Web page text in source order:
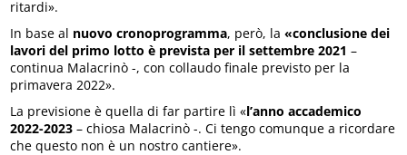
ritardi».
In base al nuovo cronoprogramma, però, la«conclusione dei
lavori del primo lotto è prevista per il settembre 2021 –
continua Malacrinò -, con collaudo finale previsto per la
primavera 2022».
La previsione è quella di far partire lì «l’anno accademico
2022-2023 – chiosa Malacrinò -. Ci tengo comunque a ricordare
che questo non è un nostro cantiere».